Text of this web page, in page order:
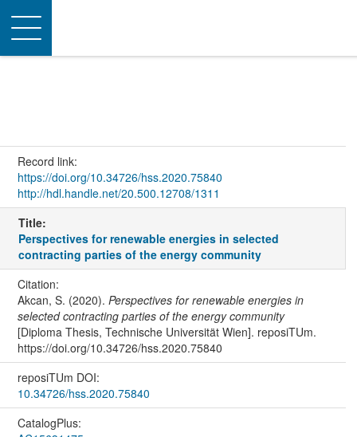
Toggle
navigation
Record link:
https://doi.org/10.34726/hss.2020.75840
http://hdl.handle.net/20.500.12708/1311
Title:
Perspectives for renewable energies in selected
contracting parties of the energy community
Citation:
Akcan, S. (2020). Perspectives for renewable energies in
selected contracting parties of the energy community
[Diploma Thesis, Technische Universität Wien]. reposiTUm.
https://doi.org/10.34726/hss.2020.75840
reposiTUm DOI:
10.34726/hss.2020.75840
CatalogPlus: